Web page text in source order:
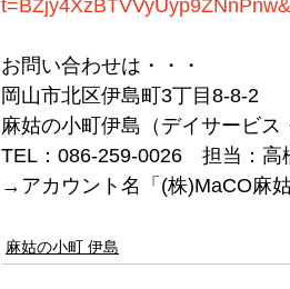
お問い合わせは・・・
岡山市北区伊島町3丁目8-8-2
麻姑の小町伊島（デイサービス
TEL：086-259-0026　担当：高
→アカウント名「(株)MaCO麻
麻姑の小町 伊島